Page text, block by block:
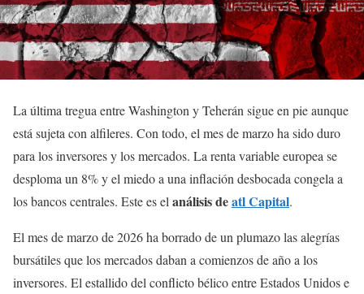
La última tregua entre Washington y Teherán sigue en pie aunque
está sujeta con alfileres. Con todo, el mes de marzo ha sido duro
para los inversores y los mercados. La renta variable europea se
desploma un 8% y el miedo a una inflación desbocada congela a
los bancos centrales. Este es el análisis deatl Capital.
El mes de marzo de 2026 ha borrado de un plumazo las alegrías
bursátiles que los mercados daban a comienzos de año a los
inversores. El estallido del conflicto bélico entre Estados Unidos e